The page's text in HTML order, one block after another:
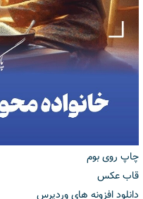
چاپ روی بوم
قاب عکس
دانلود افزونه های وردپرس